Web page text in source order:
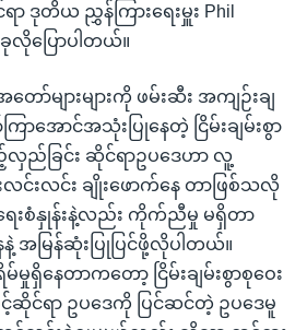
ဒုတိယ ညွှန်ကြားရေးမှူး Phil
ခုလိုပြောပါတယ်။
ော်များများကို ဖမ်းဆီး အကျဉ်းချ
ြာအောင်အသုံးပြုနေတဲ့ ငြိမ်းချမ်းစွာ
လှည်ခြင်း ဆိုင်ရာဥပဒေဟာ လူ့
င်းလင်း ချိုးဖောက်နေ တာဖြစ်သလို
းစံနှုန်းနဲ့လည်း ကိုက်ညီမှု မရှိတာ
အမြန်ဆုံးပြုပြင်ဖို့လိုပါတယ်။
ရှိနေတာကတော့ ငြိမ်းချမ်းစွာစုဝေး
င်ရာ ဥပဒေကို ပြင်ဆင်တဲ့ ဥပဒေမူ